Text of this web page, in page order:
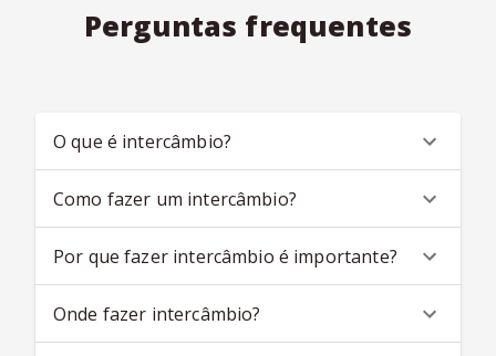
Perguntas frequentes
O que é intercâmbio?
Como fazer um intercâmbio?
Por que fazer intercâmbio é importante?
Onde fazer intercâmbio?